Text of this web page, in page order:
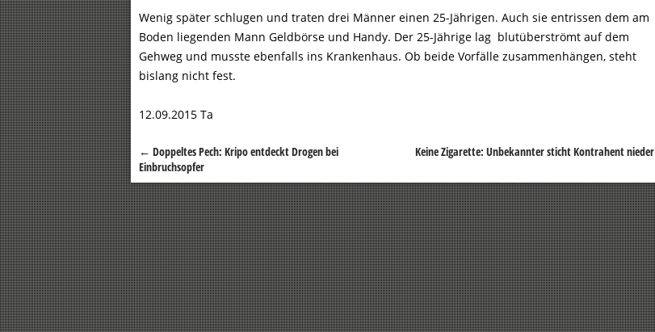
Wenig später schlugen und traten drei Männer einen 25-Jährigen. Auch sie entrissen dem am
Boden liegenden Mann Geldbörse und Handy. Der 25-Jährige lag blutüberströmt auf dem
Gehweg und musste ebenfalls ins Krankenhaus. Ob beide Vorfälle zusammenhängen, steht
bislang nicht fest.
12.09.2015 Ta
Beitragsnavigation
← Doppeltes Pech: Kripo entdeckt Drogen bei
Einbruchsopfer
Keine Zigarette: Unbekannter sticht Kontrahent nieder